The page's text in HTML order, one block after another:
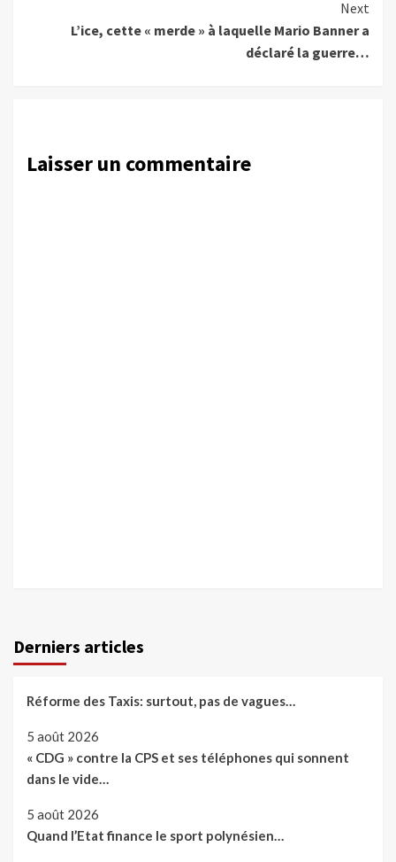
Next
L’ice, cette « merde » à laquelle Mario Banner a
déclaré la guerre…
Laisser un commentaire
Derniers articles
Réforme des Taxis: surtout, pas de vagues…
5 août 2026
« CDG » contre la CPS et ses téléphones qui sonnent
dans le vide…
5 août 2026
Quand l’Etat finance le sport polynésien…